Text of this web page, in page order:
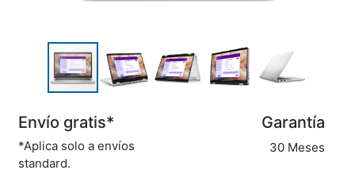
Envío gratis*
*Aplica solo a envíos
standard.
Garantía
30 Meses